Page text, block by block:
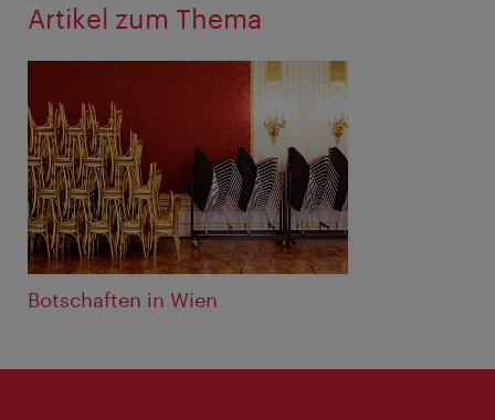
Artikel zum Thema
Botschaften in Wien